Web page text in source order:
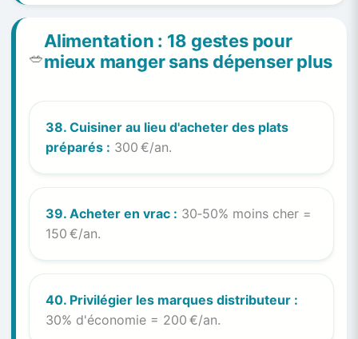
🥗
Alimentation : 18 gestes pour
mieux manger sans dépenser plus
38. Cuisiner au lieu d'acheter des plats
préparés : 300 €/an.
39. Acheter en vrac : 30‑50% moins cher =
150 €/an.
40. Privilégier les marques distributeur :
30% d'économie = 200 €/an.